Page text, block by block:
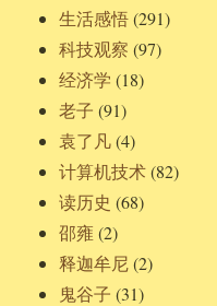
生活感悟(291)
科技观察 (97)
经济学 (18)
老子 (91)
袁了凡(4)
计算机技术(82)
读历史 (68)
邵雍 (2)
释迦牟尼(2)
鬼谷子 (31)